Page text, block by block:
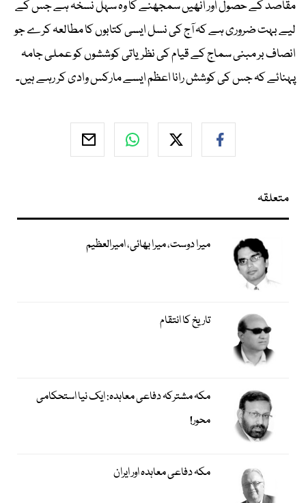
مقاصد کے حصول اور انھیں سمجھنے کا وہ سہل نسخہ ہے جس کے
لیے بہت ضروری ہے کہ آج کی نسل ایسی کتابوں کا مطالعہ کرے جو
انصاف بر مبنی سماج کے قیام کی نظریاتی کوششوں کو عملی جامہ
پہنائے کہ جس کی کوشش رانا اعظم ایسے مارکس وادی کر رہے ہیں۔
متعلقہ
میرا دوست، میرا بھائی، امیرالعظیم
تاریخ کا انتقام
مکہ مشترکہ دفاعی معاہدہ: ایک نیا استحکامی
محور!
مکہ دفاعی معاہدہ اور ایران